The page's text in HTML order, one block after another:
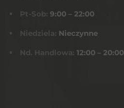
Pt-Sob: 9:00 – 22:00
Niedziela: Nieczynne
Nd. Handlowa: 12:00 – 20:00